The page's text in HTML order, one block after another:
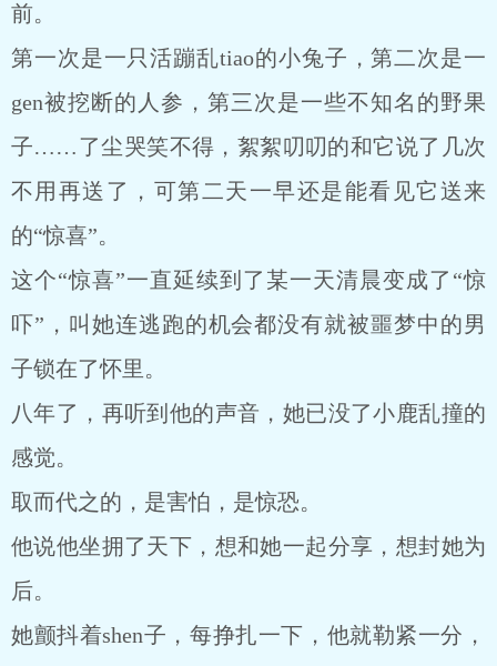
前。
第一次是一只活蹦乱tiao的小兔子，第二次是一
gen被挖断的人参，第三次是一些不知名的野果
子……了尘哭笑不得，絮絮叨叨的和它说了几次
不用再送了，可第二天一早还是能看见它送来
的“惊喜”。
这个“惊喜”一直延续到了某一天清晨变成了“惊
吓”，叫她连逃跑的机会都没有就被噩梦中的男
子锁在了怀里。
八年了，再听到他的声音，她已没了小鹿乱撞的
感觉。
取而代之的，是害怕，是惊恐。
他说他坐拥了天下，想和她一起分享，想封她为
后。
她颤抖着shen子，每挣扎一下，他就勒紧一分，